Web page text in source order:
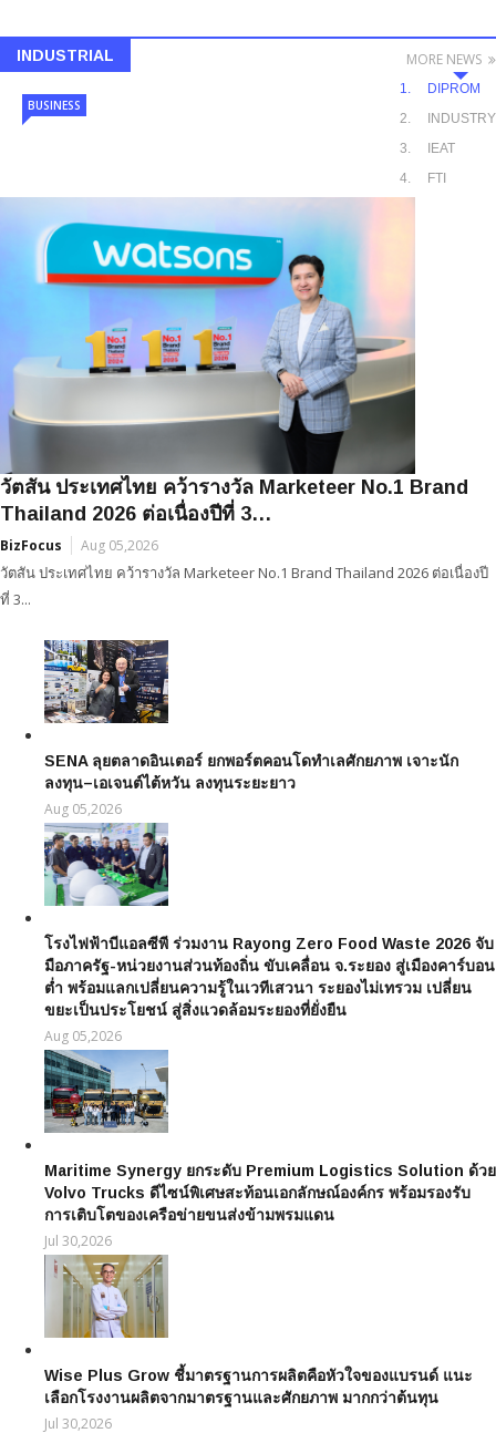
INDUSTRIAL
DIPROM
INDUSTRY
IEAT
FTI
วัตสัน ประเทศไทย คว้ารางวัล Marketeer No.1 Brand
Thailand 2026 ต่อเนื่องปีที่ 3…
BizFocus Aug 05,2026
BUSINESS
วัตสัน ประเทศไทย คว้ารางวัล Marketeer No.1 Brand Thailand 2026 ต่อเนื่องปี
ที่ 3...
SENA ลุยตลาดอินเตอร์ ยกพอร์ตคอนโดทำเลศักยภาพ เจาะนัก
ลงทุน–เอเจนต์ไต้หวัน ลงทุนระยะยาว
Aug 05,2026
โรงไฟฟ้าบีแอลซีพี ร่วมงาน Rayong Zero Food Waste 2026 จับ
มือภาครัฐ-หน่วยงานส่วนท้องถิ่น ขับเคลื่อน จ.ระยอง สู่เมืองคาร์บอน
ต่ำ พร้อมแลกเปลี่ยนความรู้ในเวทีเสวนา ระยองไม่เทรวม เปลี่ยน
ขยะเป็นประโยชน์ สู่สิ่งแวดล้อมระยองที่ยั่งยืน
Aug 05,2026
Maritime Synergy ยกระดับ Premium Logistics Solution ด้วย
Volvo Trucks ดีไซน์พิเศษสะท้อนเอกลักษณ์องค์กร พร้อมรองรับ
การเติบโตของเครือข่ายขนส่งข้ามพรมแดน
Jul 30,2026
Wise Plus Grow ชี้มาตรฐานการผลิตคือหัวใจของแบรนด์ แนะ
เลือกโรงงานผลิตจากมาตรฐานและศักยภาพ มากกว่าต้นทุน
Jul 30,2026
MORE NEWS